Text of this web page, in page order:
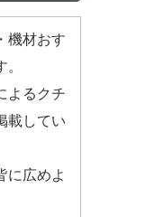
機材おす
よるクチ
載してい
に広めよ